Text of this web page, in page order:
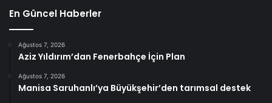
En Güncel Haberler
Ağustos 7, 2026
Aziz Yıldırım’dan Fenerbahçe İçin Plan
Ağustos 7, 2026
Manisa Saruhanlı’ya Büyükşehir’den tarımsal destek